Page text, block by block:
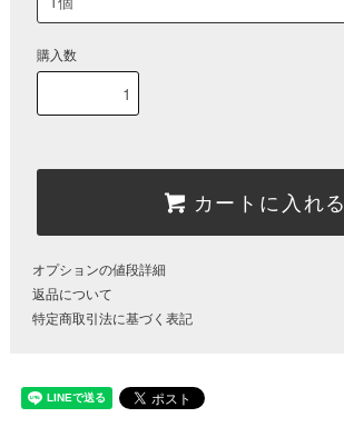
購入数
カートに入れる
オプションの値段詳細
返品について
特定商取引法に基づく表記